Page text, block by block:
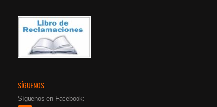
SÍGUENOS
Síguenos en Facebook: